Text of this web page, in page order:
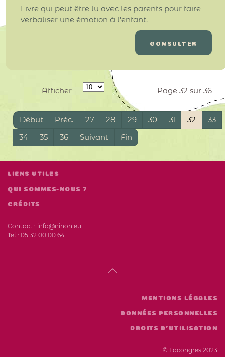
Livre qui peut être lu avec les parents pour faire
verbaliser une émotion à l'enfant.
CONSULTER
Afficher Page 32 sur 36
Début Préc. 27 28 29 30 31 32
33
34
35 36 Suivant Fin
LIENS UTILES
QUI SOMMES-NOUS ?
CRÉDITS
Contact : info@ninon.eu
Tel.: 05 32 00 00 64
MENTIONS LÉGALES
DONNÉES PERSONNELLES
DROITS D'UTILISATION
© Locongres 2023